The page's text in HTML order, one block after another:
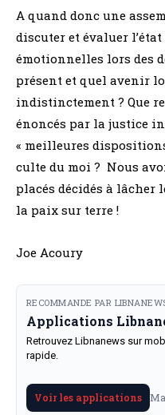
A quand donc une
discuter et évaluer
émotionnelles lors des
présent et quel avenir
indistinctement ? Que
énoncés par la justice
« meilleures
culte du moi ? Nous
placés décidés à lâcher
la paix sur terre !
Joe Acoury
RECOMMANDE PAR
Applications
Retrouvez Libnanews sur
rapide.
Voir les applications